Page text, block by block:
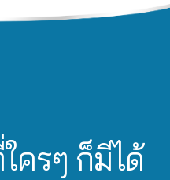
ครๆ ก็มีได้